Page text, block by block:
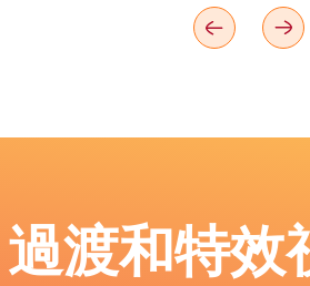
渡和特效